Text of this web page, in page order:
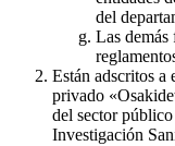
del
Las demás
Están adscritos a
privado
del sector
Investigación